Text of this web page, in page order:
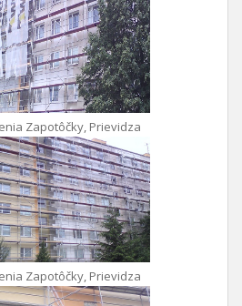
Zapotôčky, Prievidza
Zapotôčky, Prievidza